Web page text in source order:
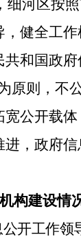
细河区按
健全工作
和国政府
原则，不
宽公开载
， 政府信
构建设情
开工作领